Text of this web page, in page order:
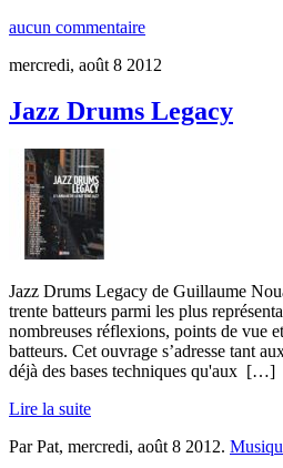
aucun commentaire
mercredi, août 8 2012
Jazz Drums Legacy
Jazz Drums Legacy de Guillaume
trente batteurs parmi les plus
nombreuses réflexions, points de vue
batteurs. Cet ouvrage s’adresse tant
déjà des bases techniques qu'aux […]
Lire la suite
Par Pat, mercredi, août 8 2012.